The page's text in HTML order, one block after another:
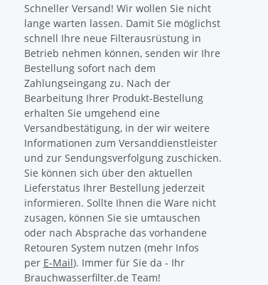
Schneller Versand! Wir wollen Sie nicht
lange warten lassen. Damit Sie möglichst
schnell Ihre neue Filterausrüstung in
Betrieb nehmen können, senden wir Ihre
Bestellung sofort nach dem
Zahlungseingang zu. Nach der
Bearbeitung Ihrer Produkt-Bestellung
erhalten Sie umgehend eine
Versandbestätigung, in der wir weitere
Informationen zum Versanddienstleister
und zur Sendungsverfolgung zuschicken.
Sie können sich über den aktuellen
Lieferstatus Ihrer Bestellung jederzeit
informieren. Sollte Ihnen die Ware nicht
zusagen, können Sie sie umtauschen
oder nach Absprache das vorhandene
Retouren System nutzen (mehr Infos
per E-Mail). Immer für Sie da - Ihr
Brauchwasserfilter.de Team!